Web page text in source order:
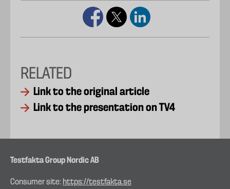
RELATED
Link to the original article
Link to the presentation on TV4
Testfakta Group Nordic AB
Consumer site: https://testfakta.se